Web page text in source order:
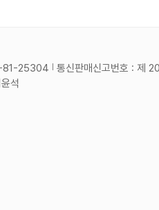
81-25304
통신판매신고번호 : 제
석